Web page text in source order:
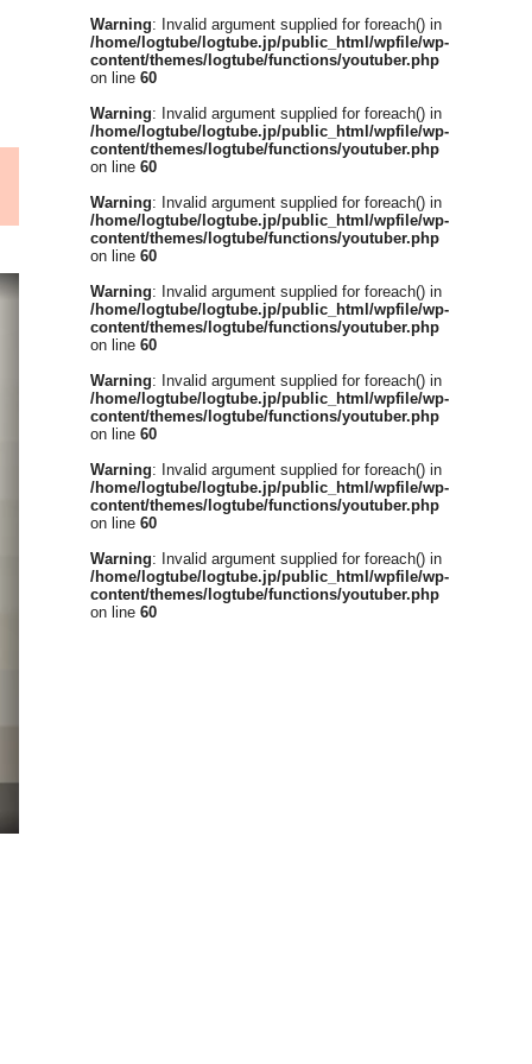
Warning: Invalid argument supplied for foreach() in
/home/logtube/logtube.jp/public_html/wpfile/wp-
content/themes/logtube/functions/youtuber.php
on line 60
Warning: Invalid argument supplied for foreach() in
/home/logtube/logtube.jp/public_html/wpfile/wp-
content/themes/logtube/functions/youtuber.php
on line 60
Warning: Invalid argument supplied for foreach() in
/home/logtube/logtube.jp/public_html/wpfile/wp-
content/themes/logtube/functions/youtuber.php
on line 60
Warning: Invalid argument supplied for foreach() in
/home/logtube/logtube.jp/public_html/wpfile/wp-
content/themes/logtube/functions/youtuber.php
on line 60
Warning: Invalid argument supplied for foreach() in
/home/logtube/logtube.jp/public_html/wpfile/wp-
content/themes/logtube/functions/youtuber.php
on line 60
Warning: Invalid argument supplied for foreach() in
/home/logtube/logtube.jp/public_html/wpfile/wp-
content/themes/logtube/functions/youtuber.php
on line 60
Warning: Invalid argument supplied for foreach() in
/home/logtube/logtube.jp/public_html/wpfile/wp-
content/themes/logtube/functions/youtuber.php
on line 60